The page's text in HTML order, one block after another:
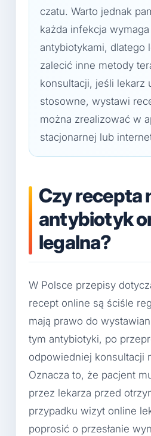
czatu. Warto jednak
każda infekcja
antybiotykami, dlatego
zalecić inne metody
konsultacji, jeśli lekarz
stosowne, wystawi
można zrealizować w
stacjonarnej lub
Czy recepta
antybiotyk
legalna?
W Polsce przepisy
recept online są ściśle
mają prawo do
tym antybiotyki, po
odpowiedniej konsultacji
Oznacza to, że pacjent
przez lekarza przed
przypadku wizyt online
poprosić o przesłanie